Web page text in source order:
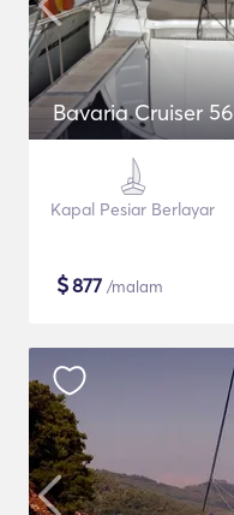
Bavaria Cruiser 56
Kapal Pesiar Berlayar
$877 /malam